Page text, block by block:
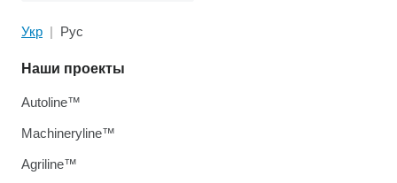
Укр Рус
Наши проекты
Autoline™
Machineryline™
Agriline™